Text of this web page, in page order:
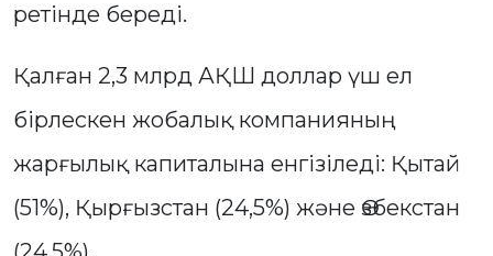
ретінде береді.
Қалған 2,3 млрд АҚШ доллар үш ел
бірлескен жобалық компанияның
жарғылық капиталына енгізіледі: Қытай
(51%), Қырғызстан (24,5%) және Өзбекстан